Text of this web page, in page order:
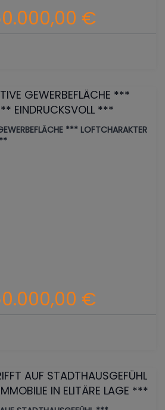
€
*** LOFTCHARAKTER
€